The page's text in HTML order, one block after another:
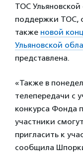
ТОС
поддержки ТОС,
также новой
Ульяновской
представлена.
«Также в
телепередачи с
конкурса Фонда
участники
пригласить к
сообщила